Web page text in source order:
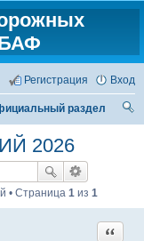
Вход
Регистрация
раздел
2026
• Страница 1из 1